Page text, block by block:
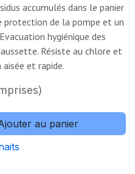
accumulés dans le panier
protection de la pompe et un
hygiénique des
Résiste au chlore et
et rapide.
au panier